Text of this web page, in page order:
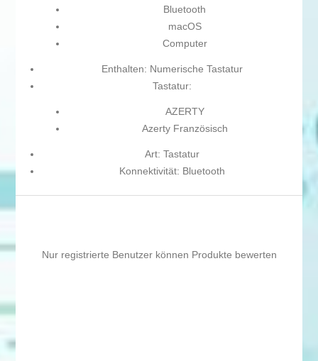
Bluetooth
macOS
Computer
Enthalten: Numerische Tastatur
Tastatur:
AZERTY
Azerty Französisch
Art: Tastatur
Konnektivität: Bluetooth
Nur registrierte Benutzer können Produkte bewerten